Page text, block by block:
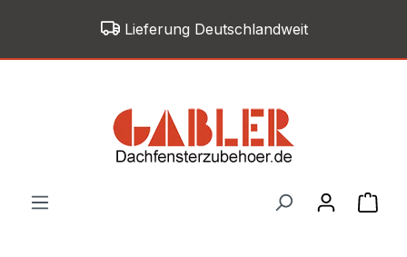
Zum Hauptinhalt springenLieferung Deutschlandweit